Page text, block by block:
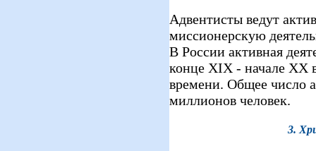
Адвентисты ведут
миссионерскую
В России активная
конце XIX - начале XX
времени. Общее число
миллионов человек.
3.